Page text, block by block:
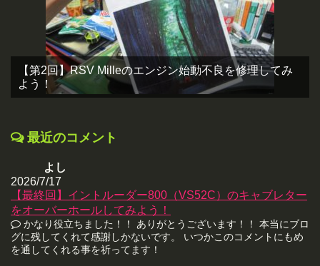
【第2回】RSV Milleのエンジン始動不良を修理してみ
よう！
最近のコメント
よし
2026/7/17
【最終回】イントルーダー800（VS52C）のキャブレター
をオーバーホールしてみよう！
かなり役立ちました！！ ありがとうございます！！ 本当にブロ
グに残してくれて感謝しかないです。 いつかこのコメントにもめ
を通してくれる事を祈ってます！